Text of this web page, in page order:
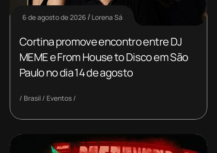
6 de agosto de 2026 Lorena Sá
Cortina promove encontro entre DJ
MEME e From House to Disco em São
Paulo no dia 14 de agosto
Brasil Eventos